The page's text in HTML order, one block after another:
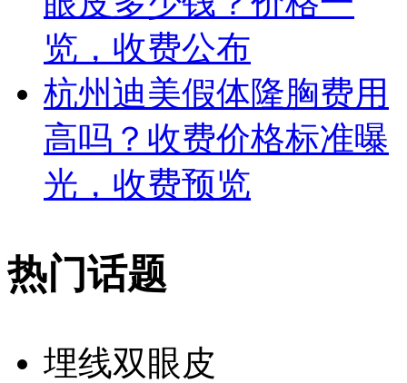
览，收费公布
杭州迪美假体隆胸费用
高吗？收费价格标准曝
光，收费预览
热门话题
埋线双眼皮